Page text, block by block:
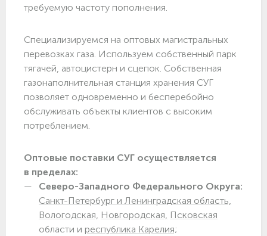
требуемую частоту пополнения.
Специализируемся на оптовых магистральных
перевозках газа. Используем собственный парк
тягачей, автоцистерн и сцепок. Собственная
газонаполнительная станция хранения СУГ
позволяет одновременно и бесперебойно
обслуживать объекты клиентов с высоким
потреблением.
Оптовые поставки СУГ осуществляется
в пределах:
Северо-Западного Федерального Округа:
Санкт-Петербург и Ленинградская область,
Вологодская, Новгородская, Псковская
области и республика Карелия;